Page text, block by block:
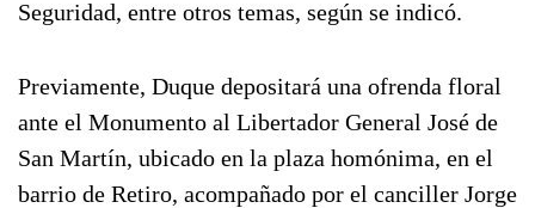
Seguridad, entre otros temas, según se indicó.
Previamente, Duque depositará una ofrenda floral
ante el Monumento al Libertador General José de
San Martín, ubicado en la plaza homónima, en el
barrio de Retiro, acompañado por el canciller Jorge